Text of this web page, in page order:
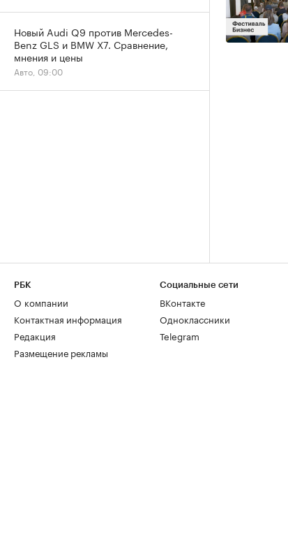
Новый Audi Q9 против Mercedes-
Benz GLS и BMW X7. Сравнение,
мнения и цены
Авто, 09:00
РБК
О компании
Контактная информация
Редакция
Размещение рекламы
Социальные сети
ВКонтакте
Одноклассники
Telegram